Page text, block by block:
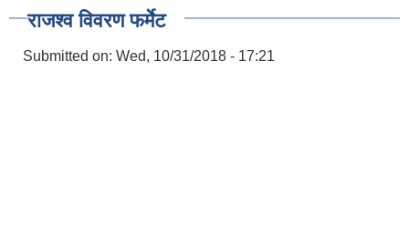
राजश्व विवरण फर्मेट
Submitted on: Wed, 10/31/2018 - 17:21